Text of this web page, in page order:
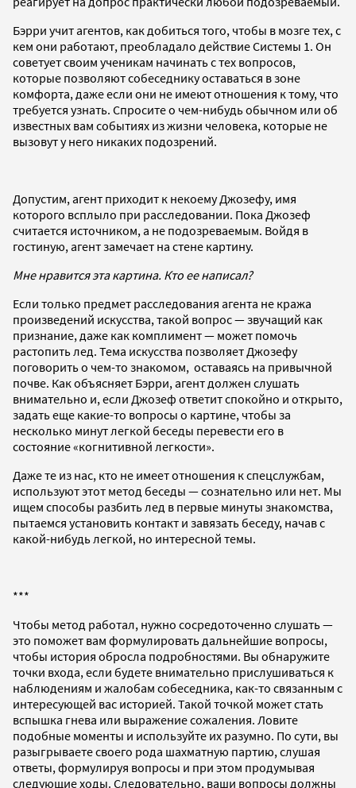
Бэрри учит агентов, как добиться того, чтобы в мозге тех, с
кем они работают, преобладало действие Системы 1. Он
советует своим ученикам начинать с тех вопросов,
которые позволяют собеседнику оставаться в зоне
комфорта, даже если они не имеют отношения к тому, что
требуется узнать. Спросите о чем-нибудь обычном или об
известных вам событиях из жизни человека, которые не
вызовут у него никаких подозрений.
Допустим, агент приходит к некоему Джозефу, имя
которого всплыло при расследовании. Пока Джозеф
считается источником, а не подозреваемым. Войдя в
гостиную, агент замечает на стене картину.
Мне нравится эта картина. Кто ее написал?
Если только предмет расследования агента не кража
произведений искусства, такой вопрос — звучащий как
признание, даже как комплимент — может помочь
растопить лед. Тема искусства позволяет Джозефу
поговорить о чем-то знакомом, оставаясь на привычной
почве. Как объясняет Бэрри, агент должен слушать
внимательно и, если Джозеф ответит спокойно и открыто,
задать еще какие-то вопросы о картине, чтобы за
несколько минут легкой беседы перевести его в
состояние «когнитивной легкости».
Даже те из нас, кто не имеет отношения к спецслужбам,
используют этот метод беседы — сознательно или нет. Мы
ищем способы разбить лед в первые минуты знакомства,
пытаемся установить контакт и завязать беседу, начав с
какой-нибудь легкой, но интересной темы.
***
Чтобы метод работал, нужно сосредоточенно слушать —
это поможет вам формулировать дальнейшие вопросы,
чтобы история обросла подробностями. Вы обнаружите
точки входа, если будете внимательно прислушиваться к
наблюдениям и жалобам собеседника, как-то связанным с
интересующей вас историей. Такой точкой может стать
вспышка гнева или выражение сожаления. Ловите
подобные моменты и используйте их разумно. По сути, вы
разыгрываете своего рода шахматную партию, слушая
ответы, формулируя вопросы и при этом продумывая
следующие ходы. Следовательно, ваши вопросы должны